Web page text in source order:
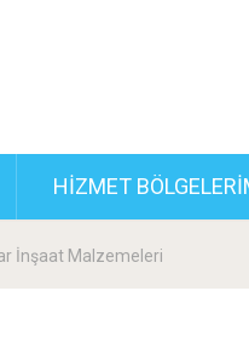
HİZMET
İnşaat Malzemeleri